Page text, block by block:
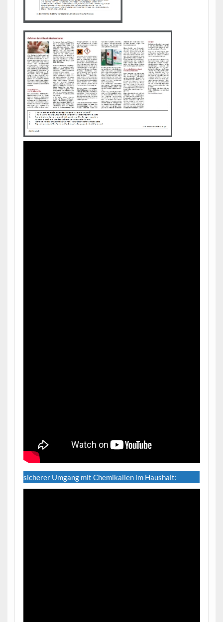
sicherer Umgang mit Chemikalien im Haushalt: